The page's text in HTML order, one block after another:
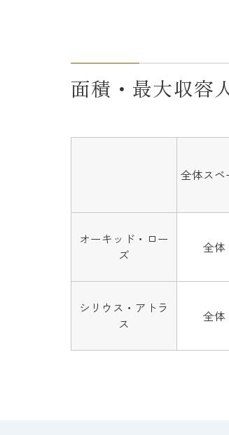
面積・最大収容
全体スペ
オーキッド・ロー
ズ
全体
シリウス・アトラ
ス
全体